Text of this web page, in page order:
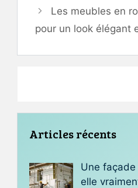
Les meubles en
pour un look élégant
Articles récents
Une
elle